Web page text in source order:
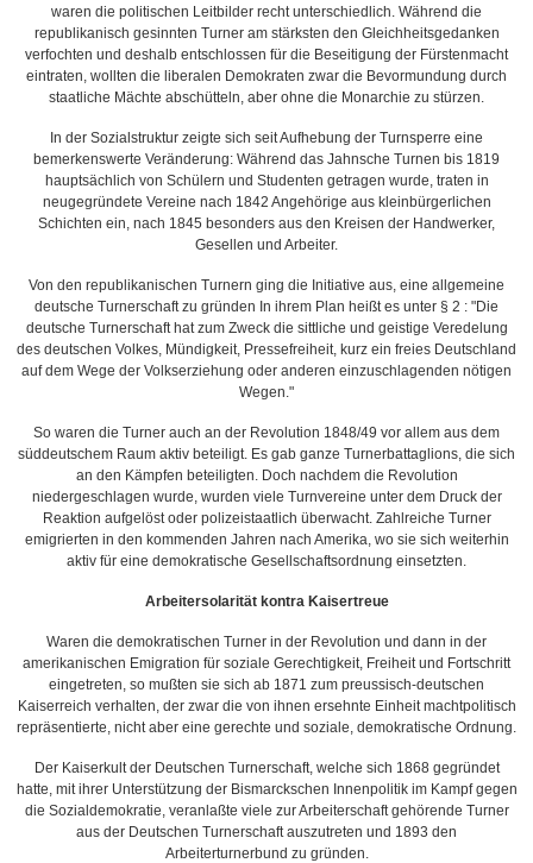
waren die politischen Leitbilder recht unterschiedlich. Während die
republikanisch gesinnten Turner am stärksten den Gleichheitsgedanken
verfochten und deshalb entschlossen für die Beseitigung der Fürstenmacht
eintraten, wollten die liberalen Demokraten zwar die Bevormundung durch
staatliche Mächte abschütteln, aber ohne die Monarchie zu stürzen.
In der Sozialstruktur zeigte sich seit Aufhebung der Turnsperre eine
bemerkenswerte Veränderung: Während das Jahnsche Turnen bis 1819
hauptsächlich von Schülern und Studenten getragen wurde, traten in
neugegründete Vereine nach 1842 Angehörige aus kleinbürgerlichen
Schichten ein, nach 1845 besonders aus den Kreisen der Handwerker,
Gesellen und Arbeiter.
Von den republikanischen Turnern ging die Initiative aus, eine allgemeine
deutsche Turnerschaft zu gründen In ihrem Plan heißt es unter § 2 : "Die
deutsche Turnerschaft hat zum Zweck die sittliche und geistige Veredelung
des deutschen Volkes, Mündigkeit, Pressefreiheit, kurz ein freies Deutschland
auf dem Wege der Volkserziehung oder anderen einzuschlagenden nötigen
Wegen."
So waren die Turner auch an der Revolution 1848/49 vor allem aus dem
süddeutschem Raum aktiv beteiligt. Es gab ganze Turnerbattaglions, die sich
an den Kämpfen beteiligten. Doch nachdem die Revolution
niedergeschlagen wurde, wurden viele Turnvereine unter dem Druck der
Reaktion aufgelöst oder polizeistaatlich überwacht. Zahlreiche Turner
emigrierten in den kommenden Jahren nach Amerika, wo sie sich weiterhin
aktiv für eine demokratische Gesellschaftsordnung einsetzten.
Arbeitersolarität kontra Kaisertreue
Waren die demokratischen Turner in der Revolution und dann in der
amerikanischen Emigration für soziale Gerechtigkeit, Freiheit und Fortschritt
eingetreten, so mußten sie sich ab 1871 zum preussisch-deutschen
Kaiserreich verhalten, der zwar die von ihnen ersehnte Einheit machtpolitisch
repräsentierte, nicht aber eine gerechte und soziale, demokratische Ordnung.
Der Kaiserkult der Deutschen Turnerschaft, welche sich 1868 gegründet
hatte, mit ihrer Unterstützung der Bismarckschen Innenpolitik im Kampf gegen
die Sozialdemokratie, veranlaßte viele zur Arbeiterschaft gehörende Turner
aus der Deutschen Turnerschaft auszutreten und 1893 den
Arbeiterturnerbund zu gründen.